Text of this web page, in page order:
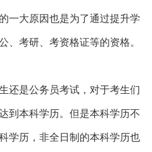
一大原因也是为了通过提升学
、考研、考资格证等的资格。
还是公务员考试，对于考生们
到本科学历。但是本科学历不
学历，非全日制的本科学历也